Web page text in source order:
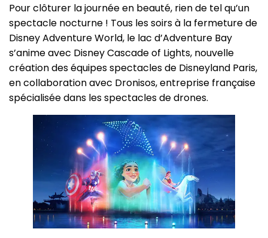
Pour clôturer la journée en beauté, rien de tel qu’un
spectacle nocturne ! Tous les soirs à la fermeture de
Disney Adventure World, le lac d’Adventure Bay
s’anime avec Disney Cascade of Lights, nouvelle
création des équipes spectacles de Disneyland Paris,
en collaboration avec Dronisos, entreprise française
spécialisée dans les spectacles de drones.